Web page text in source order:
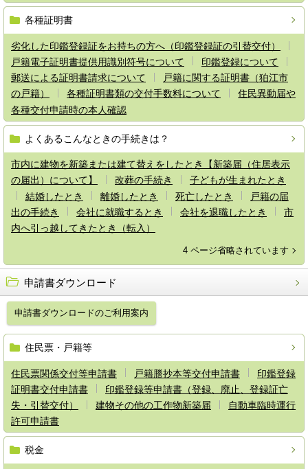
各種証明書
劣化した印鑑登録証をお持ちの方へ（印鑑登録証の引替交付）
戸籍電子証明書提供用識別符号について
印鑑登録について
郵送による証明書請求について
戸籍に関する証明書（狛江市
の戸籍）
各種証明書類の交付手数料について
住民異動届や
各種交付申請時の本人確認
よくあるこんなときの手続きは？
市内に建物を新築または建て替えをしたとき【新築届（住居表示
の届出）について】
改葬の手続き
子どもが生まれたとき
結婚したとき
離婚したとき 死亡したとき
戸籍の届
出の手続き
会社に就職するとき 会社を退職したとき
市
内へ引っ越してきたとき（転入）
4 ページ省略されています
申請書ダウンロード
申請書ダウンロードのご利用案内
住民票・戸籍等
住民票関係交付等申請書 戸籍謄抄本等交付申請書
印鑑登録
証明書交付申請書
印鑑登録等申請書（登録、廃止、登録証亡
失・引替交付）
建物その他の工作物新築届
自動車臨時運行
許可申請書
税金